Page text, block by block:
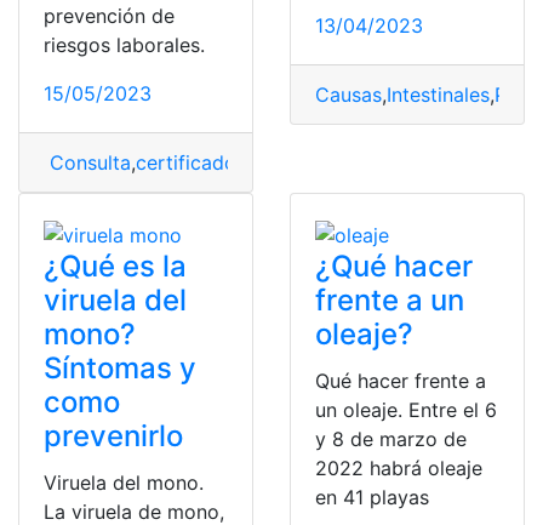
prevención de
riesgos laborales.
15/05/2023
Consulta,certificado
13/04/2023
Causas,Intestinales,
¿Qué es la
viruela del
mono?
Síntomas y
como
prevenirlo
Viruela del mono.
La viruela de mono,
¿Qué hacer
frente a un
oleaje?
Qué hacer frente a
un oleaje. Entre el 6
y 8 de marzo de
2022 habrá oleaje
en 41 playas